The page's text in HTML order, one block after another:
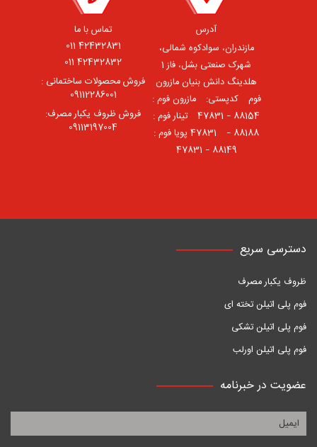
آدرس
مازندران، سوادکوه شمالی،
شهرک صنعتی بشل، فاز 1
هلدینگ دانش بنیان مازرون
فوم ⠀کدپستی: ⠀مازرون فوم :
88154 – 47831 ⠀تینار فوم :
88188 – 47831⠀ پویا فوم :
88149 – 47831
تماس با ما
42432831 011
42432832 011
فروش محصولات ساختمانی :
09112286001
فروش ظروف یکبار مصرف:
09113197004
دسترسی سریع
ظروف یکبار مصرف
فوم پلی اتیلن تخته ای
فوم پلی اتیلن تشکی
فوم پلی اتیلن اورلب
عضویت در خبرنامه